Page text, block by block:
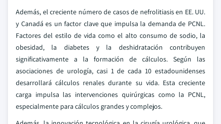
Además, el creciente número de casos de nefrolitiasis en EE. UU.
y Canadá es un factor clave que impulsa la demanda de PCNL.
Factores del estilo de vida como el alto consumo de sodio, la
obesidad, la diabetes y la deshidratación contribuyen
significativamente a la formación de cálculos. Según las
asociaciones de urología, casi 1 de cada 10 estadounidenses
desarrollará cálculos renales durante su vida. Esta creciente
carga impulsa las intervenciones quirúrgicas como la PCNL,
especialmente para cálculos grandes y complejos.